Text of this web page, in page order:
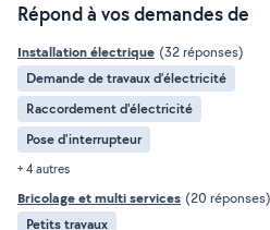
Répond à vos demandes de
Installation électrique (32 réponses)
Demande de travaux d’électricité
Raccordement d'électricité
Pose d'interrupteur
+ 4 autres
Bricolage et multi services (20 réponses)
Petits travaux